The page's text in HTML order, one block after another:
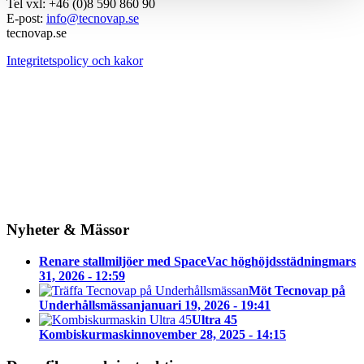
Tel vxl: +46 (0)8 590 860 90
E-post: info@tecnovap.se
tecnovap.se
Integritetspolicy och kakor
Nyheter & Mässor
Renare stallmiljöer med SpaceVac höghöjdsstädningmars
31, 2026 - 12:59
Möt Tecnovap på
Underhållsmässanjanuari 19, 2026 - 19:41
Ultra 45
Kombiskurmaskinnovember 28, 2025 - 14:15